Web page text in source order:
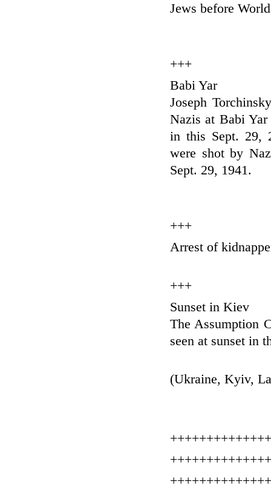
Jews before
+++
Babi Yar
Joseph
Nazis at Babi
in this Sept. 29,
were shot by
Sept. 29, 1941.
+++
Arrest of
+++
Sunset in Kiev
The Assumption
seen at sunset in
(Ukraine, Kyiv,